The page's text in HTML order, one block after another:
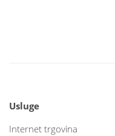
Usluge
Internet trgovina